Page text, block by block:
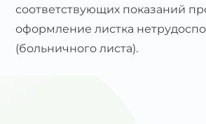
соответствующих показаний
оформление листка
(больничного листа).